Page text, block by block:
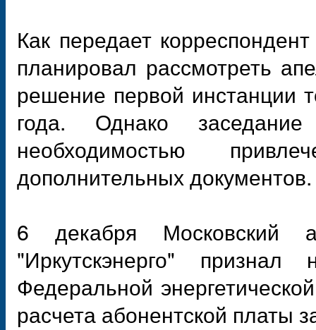
Как передает
планировал рассмотреть
решение первой инстанции
года. Однако
необходимостью
дополнительных документов.
6 декабря
"Иркутскэнерго" признал
Федеральной
расчета абонентской платы